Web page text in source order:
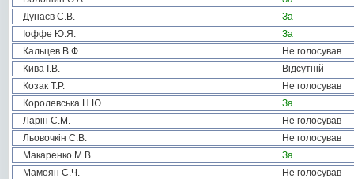
Дунаєв С.В.
За
Іоффе Ю.Я.
За
Кальцев В.Ф.
Не голосував
Кива І.В.
Відсутній
Козак Т.Р.
Не голосував
Королевська Н.Ю.
За
Ларін С.М.
Не голосував
Льовочкін С.В.
Не голосував
Макаренко М.В.
За
Мамоян С.Ч.
Не голосував